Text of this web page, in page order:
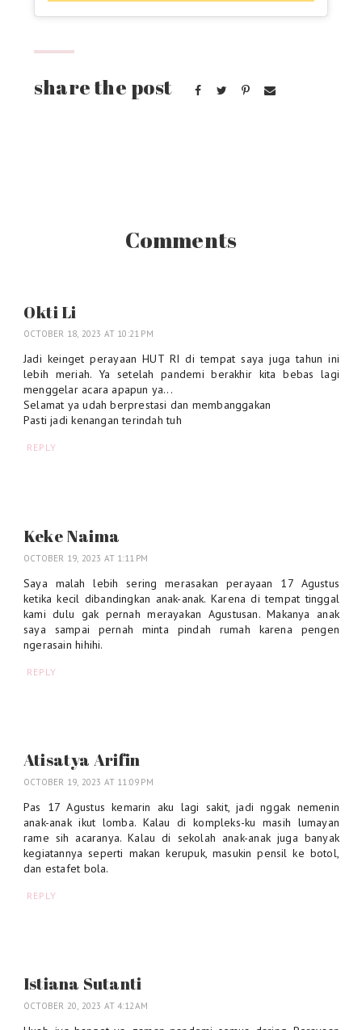
Comments
Okti Li
OCTOBER 18, 2023 AT 10:21 PM
Jadi keinget perayaan HUT RI di tempat saya juga tahun ini
lebih meriah. Ya setelah pandemi berakhir kita bebas lagi
menggelar acara apapun ya...
Selamat ya udah berprestasi dan membanggakan
Pasti jadi kenangan terindah tuh
REPLY
Keke Naima
OCTOBER 19, 2023 AT 1:11 PM
Saya malah lebih sering merasakan perayaan 17 Agustus
ketika kecil dibandingkan anak-anak. Karena di tempat tinggal
kami dulu gak pernah merayakan Agustusan. Makanya anak
saya sampai pernah minta pindah rumah karena pengen
ngerasain hihihi.
REPLY
Atisatya Arifin
OCTOBER 19, 2023 AT 11:09 PM
Pas 17 Agustus kemarin aku lagi sakit, jadi nggak nemenin
anak-anak ikut lomba. Kalau di kompleks-ku masih lumayan
rame sih acaranya. Kalau di sekolah anak-anak juga banyak
kegiatannya seperti makan kerupuk, masukin pensil ke botol,
dan estafet bola.
REPLY
Istiana Sutanti
OCTOBER 20, 2023 AT 4:12 AM